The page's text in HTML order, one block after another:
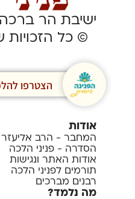
ישיבת הר
© כל הזכויות
הצטרפו
אודות
המחבר - הרב
הסדרה - פניני הלכה
אודות האתר ונגישות
תורמים לפניני הלכה
רבנים מברכים
מה נלמד?